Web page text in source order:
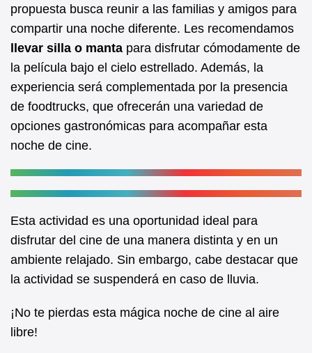
propuesta busca reunir a las familias y amigos para
compartir una noche diferente. Les recomendamos
llevar silla o manta para disfrutar cómodamente de
la película bajo el cielo estrellado. Además, la
experiencia será complementada por la presencia
de foodtrucks, que ofrecerán una variedad de
opciones gastronómicas para acompañar esta
noche de cine.
Esta actividad es una oportunidad ideal para
disfrutar del cine de una manera distinta y en un
ambiente relajado. Sin embargo, cabe destacar que
la actividad se suspenderá en caso de lluvia.
¡No te pierdas esta mágica noche de cine al aire
libre!